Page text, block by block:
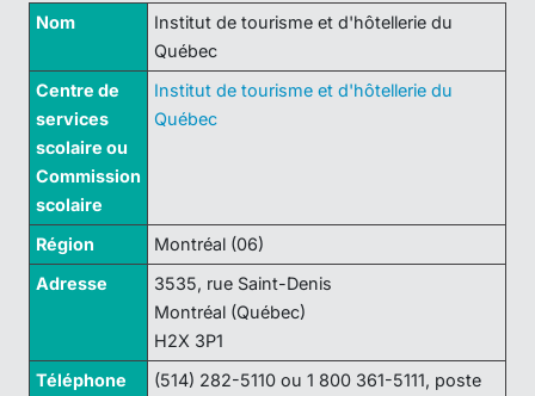
Nom
Institut de tourisme et d'hôtellerie du
Québec
Centre de
services
scolaire ou
Commission
scolaire
Institut de tourisme et d'hôtellerie du
Québec
Région
Montréal (06)
Adresse
3535, rue Saint-Denis
Montréal (Québec)
H2X 3P1
Téléphone
(514) 282-5110 ou 1 800 361-5111, poste